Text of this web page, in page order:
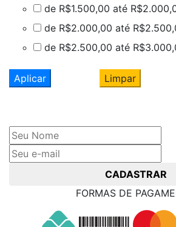
de R$1.500,00 até
de R$2.000,00 até
de R$2.500,00 até
Aplicar Limpar
CADASTRAR
FORMAS DE